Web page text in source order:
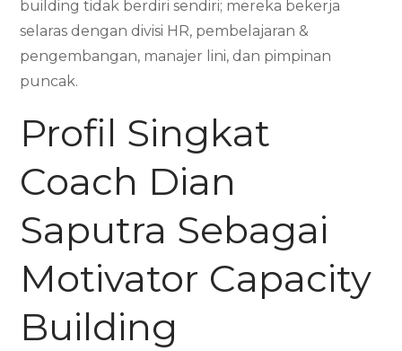
building tidak berdiri sendiri; mereka bekerja
selaras dengan divisi HR, pembelajaran &
pengembangan, manajer lini, dan pimpinan
puncak.
Profil Singkat
Coach Dian
Saputra Sebagai
Motivator Capacity
Building